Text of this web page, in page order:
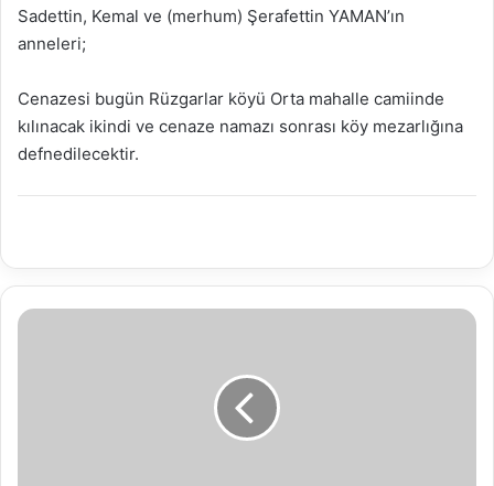
Sadettin, Kemal ve (merhum) Şerafettin YAMAN’ın
anneleri;
Cenazesi bugün Rüzgarlar köyü Orta mahalle camiinde
kılınacak ikindi ve cenaze namazı sonrası köy mezarlığına
defnedilecektir.
18.03.2018